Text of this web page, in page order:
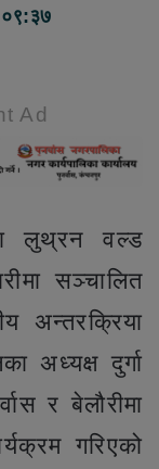
Ad
लुथ्रन वल्ड
सञ्चालित
अन्तरक्रिया
अध्यक्ष दुर्गा
र बेलौरीमा
गरिएको